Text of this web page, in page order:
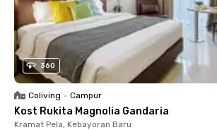
360
Coliving • Campur
Kost Rukita Magnolia Gandaria
Kramat Pela, Kebayoran Baru